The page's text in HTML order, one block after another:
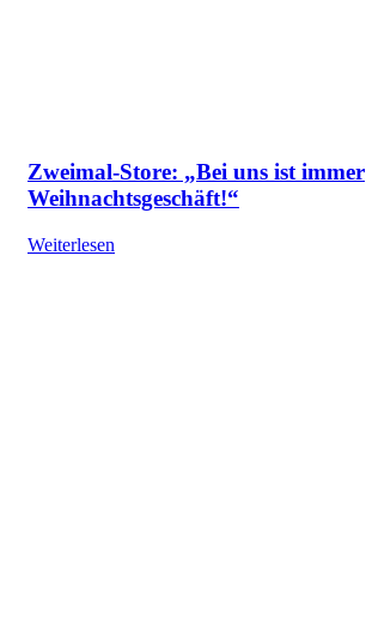
Zweimal-Store: „Bei uns ist immer
Weihnachtsgeschäft!“
Weiterlesen